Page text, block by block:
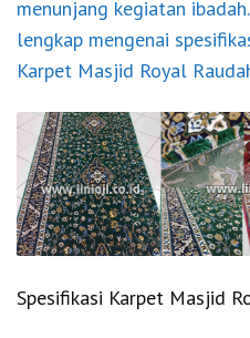
menunjang kegiatan
lengkap mengenai
Karpet Masjid Royal
Spesifikasi Karpet Masjid